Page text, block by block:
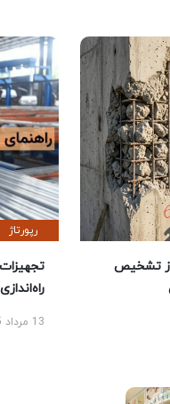
تشخیص
رپورتاژ
تجهیزات
13 مرداد 1405